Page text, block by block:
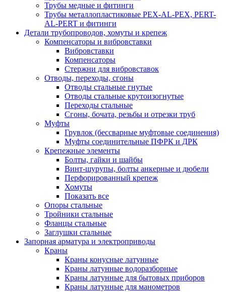
Трубы медные и фитинги
Трубы металлопластиковые PEX-AL-PEX, PERT-
AL-PERT и фитинги
Детали трубопроводов, хомуты и крепеж
Компенсаторы и вибровставки
Вибровставки
Компенсаторы
Стержни для вибровставок
Отводы, переходы, сгоны
Отводы стальные гнутые
Отводы стальные крутоизогнутые
Переходы стальные
Сгоны, бочата, резьбы и отрезки труб
Муфты
Грувлок (бессварные муфтовые соединения)
Муфты соединительные ПФРК и ДРК
Крепежные элементы
Болты, гайки и шайбы
Винт-шурупы, болты анкерные и дюбели
Перфорированный крепеж
Хомуты
Показать все
Опоры стальные
Тройники стальные
Фланцы стальные
Заглушки стальные
Запорная арматура и электроприводы
Краны
Краны конусные латунные
Краны латунные водоразборные
Краны латунные для бытовых приборов
Краны латунные для манометров